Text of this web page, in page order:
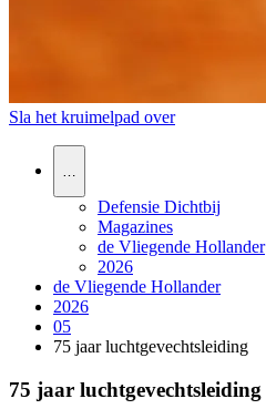
Sla het kruimelpad over
Defensie Dichtbij
Magazines
de Vliegende Hollander
2026
de Vliegende Hollander
2026
05
75 jaar luchtgevechtsleiding
75 jaar luchtgevechtsleiding